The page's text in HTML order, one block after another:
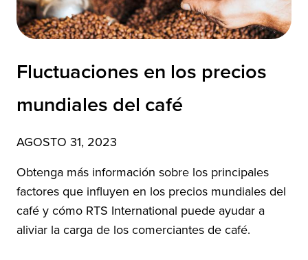
Fluctuaciones en los precios
mundiales del café
AGOSTO 31, 2023
Obtenga más información sobre los principales
factores que influyen en los precios mundiales del
café y cómo RTS International puede ayudar a
aliviar la carga de los comerciantes de café.